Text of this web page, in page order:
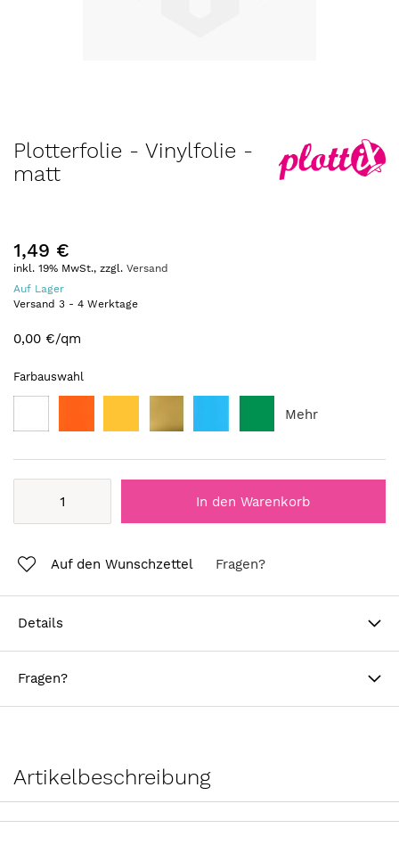
Zum
Anfang
der
Plotterfolie - Vinylfolie -
matt
1,49 €
inkl. 19% MwSt., zzgl. Versand
Auf Lager
Versand 3 - 4 Werktage
0,00 €/qm
Farbauswahl
Mehr
In den Warenkorb
Auf den Wunschzettel Fragen?
Details
Fragen?
Artikelbeschreibung